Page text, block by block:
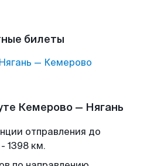
билеты
Нягань — Кемерово
Кемерово — Нягань
отправления до
1398 км.